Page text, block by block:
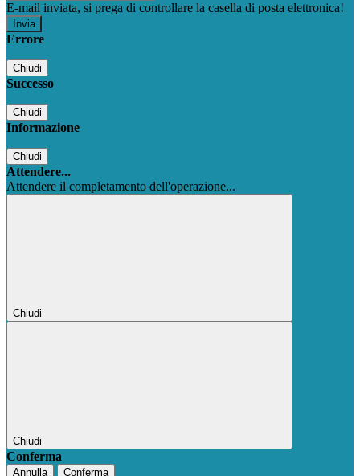
E-mail inviata, si prega di controllare la casella di posta elettronica!
Errore
Chiudi
Successo
Chiudi
Informazione
Chiudi
Attendere...
Attendere il completamento dell'operazione...
Chiudi
Chiudi
Conferma
Annulla Conferma